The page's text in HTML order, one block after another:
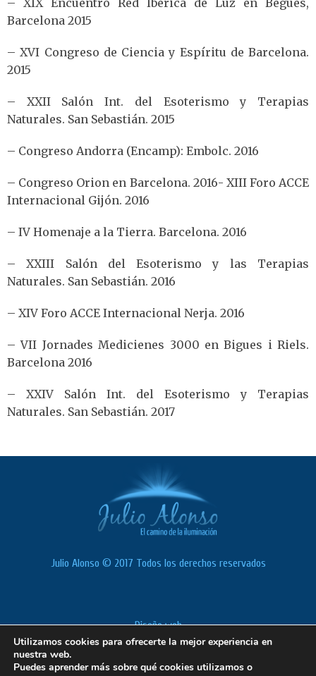
– XIX Encuentro Red Ibérica de Luz en Begues,
Barcelona 2015
– XVI Congreso de Ciencia y Espíritu de Barcelona.
2015
– XXII Salón Int. del Esoterismo y Terapias
Naturales. San Sebastián. 2015
– Congreso Andorra (Encamp): Embolc. 2016
– Congreso Orion en Barcelona. 2016- XIII Foro ACCE
Internacional Gijón. 2016
– IV Homenaje a la Tierra. Barcelona. 2016
– XXIII Salón del Esoterismo y las Terapias
Naturales. San Sebastián. 2016
– XIV Foro ACCE Internacional Nerja. 2016
– VII Jornades Medicienes 3000 en Bigues i Riels.
Barcelona 2016
– XXIV Salón Int. del Esoterismo y Terapias
Naturales. San Sebastián. 2017
Julio Alonso © 2017 Todos los derechos reservados
Diseño web
Política de cookies
Aviso Legal
Utilizamos cookies para ofrecerte la mejor experiencia en
nuestra web.
Puedes aprender más sobre qué cookies utilizamos o